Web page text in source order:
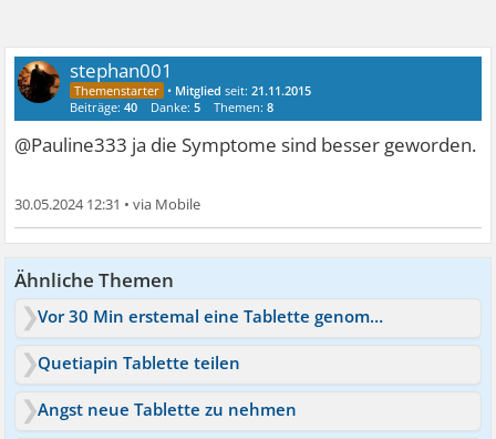
stephan001
• Mitglied seit:21.11.2015
Beiträge:40 Danke:5 Themen:8
@Pauline333 ja die Symptome sind besser geworden.
30.05.2024 12:31 •
Ähnliche Themen
Vor 30 Min erstemal eine Tablette genommen
Quetiapin Tablette teilen
Angst neue Tablette zu nehmen